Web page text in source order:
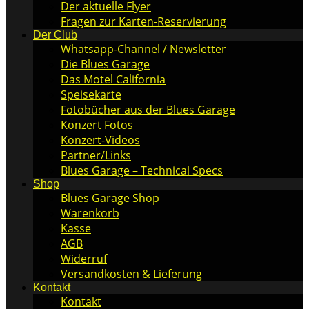
Der aktuelle Flyer
Fragen zur Karten-Reservierung
Der Club
Whatsapp-Channel / Newsletter
Die Blues Garage
Das Motel California
Speisekarte
Fotobücher aus der Blues Garage
Konzert Fotos
Konzert-Videos
Partner/Links
Blues Garage – Technical Specs
Shop
Blues Garage Shop
Warenkorb
Kasse
AGB
Widerruf
Versandkosten & Lieferung
Kontakt
Kontakt